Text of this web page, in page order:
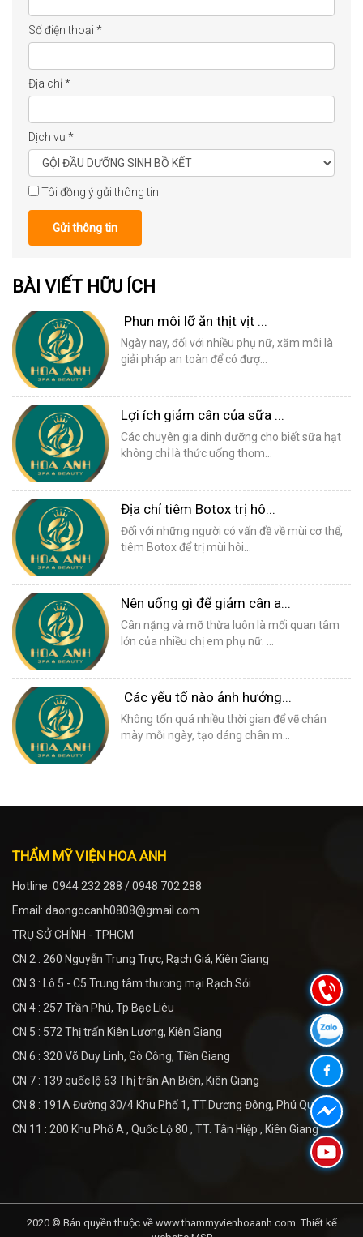
Số điện thoại *
Địa chỉ*
Dịch vụ *
Tôi đồng ý gửi thông tin
Gửi thông tin
BÀI VIẾT HỮU ÍCH
Phun môi lỡ ăn thịt vịt ...
Ngày nay, đối với nhiều phụ nữ, xăm môi là
giải pháp an toàn để có đượ...
Lợi ích giảm cân của sữa ...
Các chuyên gia dinh dưỡng cho biết sữa hạt
không chỉ là thức uống thơm...
Địa chỉ tiêm Botox trị hô...
Đối với những người có vấn đề về mùi cơ thể,
tiêm Botox để trị mùi hôi...
Nên uống gì để giảm cân a...
Cân nặng và mỡ thừa luôn là mối quan tâm
lớn của nhiều chị em phụ nữ. ...
Các yếu tố nào ảnh hưởng...
Không tốn quá nhiều thời gian để vẽ chân
mày mỗi ngày, tạo dáng chân m...
THẨM MỸ VIỆN HOA ANH
Hotline: 0944 232 288 / 0948 702 288
Email: daongocanh0808@gmail.com
TRỤ SỞ CHÍNH - TPHCM
CN 2 : 260 Nguyễn Trung Trực, Rạch Giá, Kiên Giang
CN 3 : Lô 5 - C5 Trung tâm thương mại Rạch Sỏi
CN 4 : 257 Trần Phú, Tp Bạc Liêu
CN 5 : 572 Thị trấn Kiên Lương, Kiên Giang
CN 6 : 320 Võ Duy Linh, Gò Công, Tiền Giang
CN 7 : 139 quốc lộ 63 Thị trấn An Biên, Kiên Giang
CN 8 : 191A Đường 30/4 Khu Phố 1, TT.Dương Đông, Phú Quốc
CN 11 : 200 Khu Phố A , Quốc Lộ 80 , TT. Tân Hiệp , Kiên Giang
2020 © Bản quyền thuộc về www.thammyvienhoaanh.com.Thiết kế